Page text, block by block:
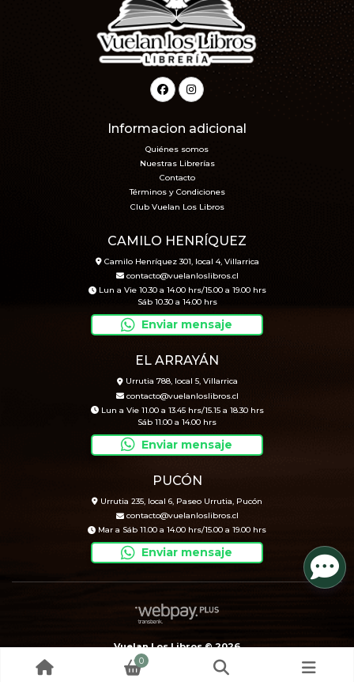
Informacion adicional
Quiénes somos
Nuestras Librerías
Contacto
Términos y Condiciones
Club Vuelan Los Libros
CAMILO HENRÍQUEZ
Camilo Henríquez 301, local 4, Villarrica
contacto@vuelanloslibros.cl
Lun a Vie 10.30 a 14.00 hrs/15.00 a 19.00 hrs
Sáb 10.30 a 14.00 hrs
Enviar mensaje
EL ARRAYÁN
Urrutia 788, local 5, Villarrica
contacto@vuelanloslibros.cl
Lun a Vie 11.00 a 13.45 hrs/15.15 a 18.30 hrs
Sáb 11.00 a 14.00 hrs
Enviar mensaje
PUCÓN
Urrutia 235, local 6, Paseo Urrutia, Pucón
contacto@vuelanloslibros.cl
Mar a Sáb 11.00 a 14.00 hrs/15.00 a 19.00 hrs
Enviar mensaje
Vuelan Los Libros © 2026
Creado por
Bsale
0